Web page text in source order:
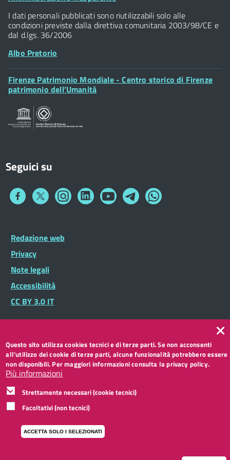
P.IVA 01307110484
Posta Elettronica Certificata
I dati personali pubblicati sono riutilizzabili solo alle
condizioni previste dalla direttiva comunitaria 2003/98/CE e
dal d.lgs. 36/2006
Albo Pretorio
Footer
Widget
Firenze Patrimonio Mondiale - Centro storico di Firenze
patrimonio dell’Umanità
Seguici su
Collegamento
Collegamento
a
Collegamento
a
Collegamento
a
Collegamento
a
Collegamento
a
Collegamento
a
Footer
Widget
Footer
menu
Redazione web
Privacy
Note legali
Accessibilità
CC BY 3.0 IT
Questo sito utilizza cookies tecnici e di terze parti. Se non acconsenti
all'utilizzo dei cookie di terze parti, alcune funzionalità potrebbero essere
non disponibili. Per maggiori informazioni consulta la privacy policy.
Più informazioni
Strettamente necessari (cookie tecnici)
Facoltativi (non tecnici)
ACCETTA SOLO I SELEZIONATI